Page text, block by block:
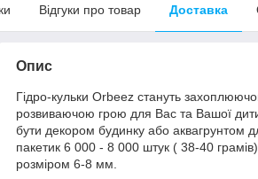
Відгуки про товар Доставка
Опис
Гідро-кульки Orbeez стануть
розвиваючою грою для Вас та Вашої
бути декором будинку або аквагрунтом
пакетик 6 000 - 8 000 штук ( 38-40
розміром 6-8 мм.